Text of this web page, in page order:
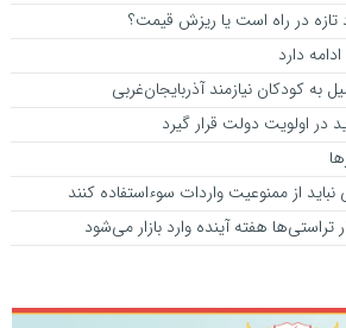
تازه در راه است یا ریزش قیمت؟
کودکان نیازمند آذربایجان‌غربی
در اولویت دولت قرار گیرد
نباید از ممنوعیت واردات سوءاستفاده کنند
تراستی‌ها هفته آینده وارد بازار می‌شود